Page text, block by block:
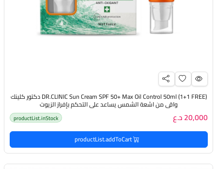
(DR.CLINIC Sun Cream SPF 50+ Max Oil Control 50ml (1+1 FREE دكتور كلينك
واقي من اشعة الشمس يساعد على التحكم بإفراز الزيوت
20,000 د.ع productList.inStock
productList.addToCart